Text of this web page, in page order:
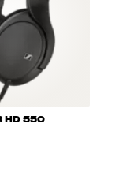
HD 550